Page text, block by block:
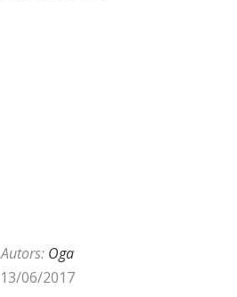
Autors: Oga
13/06/2017